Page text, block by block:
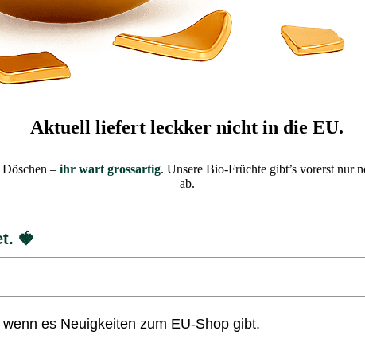
Aktuell liefert leckker nicht in die EU.
– ihr wart grossartig. Unsere Bio-Früchte gibt’s vorerst nur
ab.
🍓
es Neuigkeiten zum EU-Shop gibt.